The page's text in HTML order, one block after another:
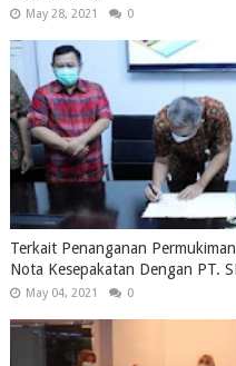
May 28, 2021 0
Terkait Penanganan
Nota Kesepakatan Dengan PT.
May 04, 2021 0